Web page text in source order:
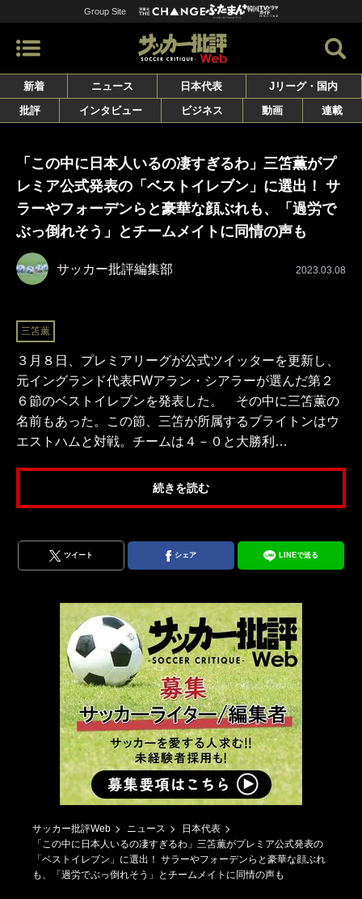
Group Site
新着 ニュース 日本代表
Jリーグ・国内
批評
インタビュー ビジネス 動画 連載
「この中に日本人いるの凄すぎるわ」三笘薫がプ
レミア公式発表の「ベストイレブン」に選出！ サ
ラーやフォーデンらと豪華な顔ぶれも、「過労で
ぶっ倒れそう」とチームメイトに同情の声も
サッカー批評編集部 2023.03.08
三笘薫
３月８日、プレミアリーグが公式ツイッターを更新し、
元イングランド代表FWアラン・シアラーが選んだ第２
６節のベストイレブンを発表した。 その中に三笘薫の
名前もあった。この節、三笘が所属するブライトンはウ
エストハムと対戦。チームは４－０と大勝利…
続きを読む
ツイート シェア LINEで送る
サッカー批評Web ニュース
日本代表
「この中に日本人いるの凄すぎるわ」三笘薫がプレミア公式発表の
「ベストイレブン」に選出！ サラーやフォーデンらと豪華な顔ぶれ
も、「過労でぶっ倒れそう」とチームメイトに同情の声も